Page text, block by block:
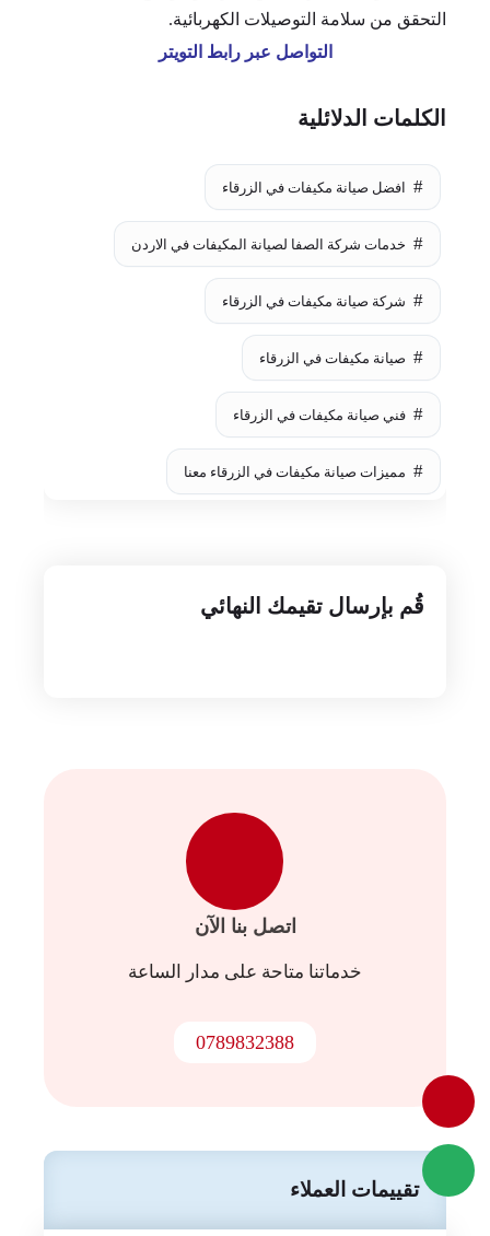
التحقق من سلامة التوصيلات الكهربائية.
التواصل عبر رابط التويتر
الكلمات الدلائلية
افضل صيانة مكيفات في الزرقاء
خدمات شركة الصفا لصيانة المكيفات في الاردن
شركة صيانة مكيفات في الزرقاء
صيانة مكيفات في الزرقاء
فني صيانة مكيفات في الزرقاء
مميزات صيانة مكيفات في الزرقاء معنا
قُم بإرسال تقيمك النهائي
اتصل بنا الآن
خدماتنا متاحة على مدار الساعة
0789832388
تقييمات العملاء